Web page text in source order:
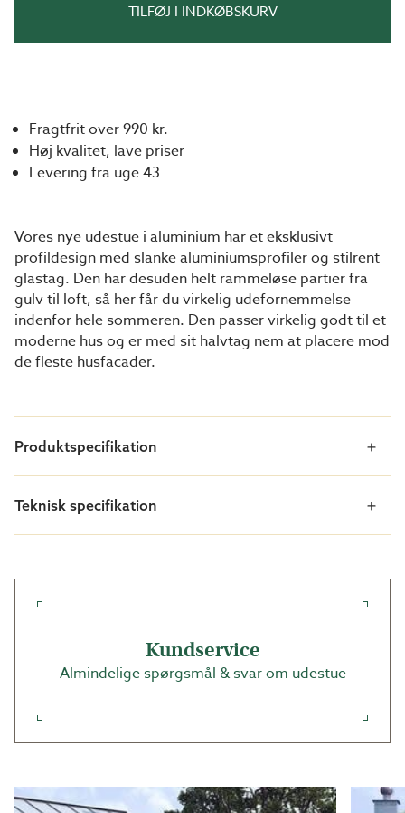
TILFØJ I INDKØBSKURV
Fragtfrit over 990 kr.
Høj kvalitet, lave priser
Levering fra uge 43
Vores nye udestue i aluminium har et eksklusivt
profildesign med slanke aluminiumsprofiler og stilrent
glastag. Den har desuden helt rammeløse partier fra
gulv til loft, så her får du virkelig udefornemmelse
indenfor hele sommeren. Den passer virkelig godt til et
moderne hus og er med sit halvtag nem at placere mod
de fleste husfacader.
Produktspecifikation
Teknisk specifikation
Kundservice
Almindelige spørgsmål & svar om udestue